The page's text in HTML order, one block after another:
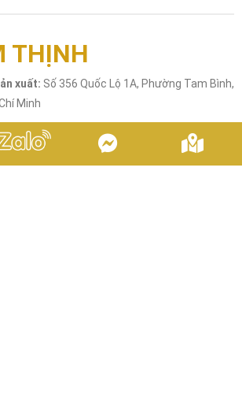
THIẾT BỊ BẾP TRƯỜNG MẦM NON
bị bếp trường mầm non quận 2, tọa lạc tại